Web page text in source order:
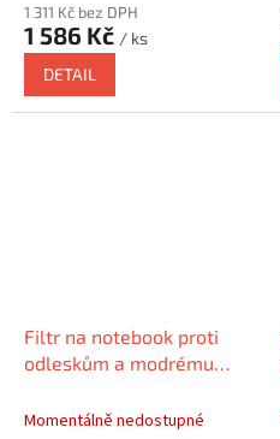
1 311 Kč bez DPH
1 586 Kč / ks
DETAIL
Filtr na notebook proti
odleskům a modrému
268 mm, odnímatelný,
Momentálně nedostupné